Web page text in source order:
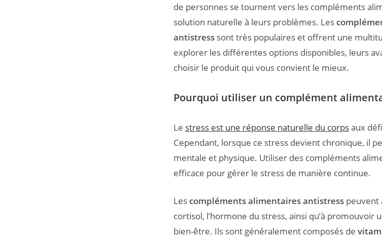
de personnes se tournent vers les compléments
solution naturelle à leurs problèmes. Les
antistress sont très populaires et offrent une
explorer les différentes options disponibles, leurs
choisir le produit qui vous convient le mieux.
Pourquoi utiliser un complément
Le stress est une réponse naturelle du corpsaux
Cependant, lorsque ce stress devient chronique, il
mentale et physique. Utiliser des compléments
efficace pour gérer le stress de manière continue.
Lescompléments alimentaires antistress peuvent
cortisol, l’hormone du stress, ainsi qu’à promouvoir
bien-être. Ils sont généralement composés de